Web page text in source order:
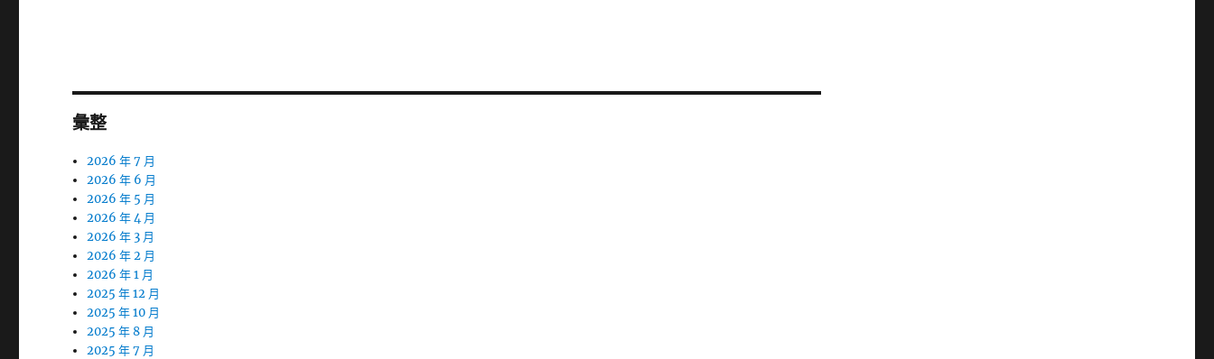
彙整
2026 年 7 月
2026 年 6 月
2026 年 5 月
2026 年 4 月
2026 年 3 月
2026 年 2 月
2026 年 1 月
2025 年 12 月
2025 年 10 月
2025 年 8 月
2025 年 7 月